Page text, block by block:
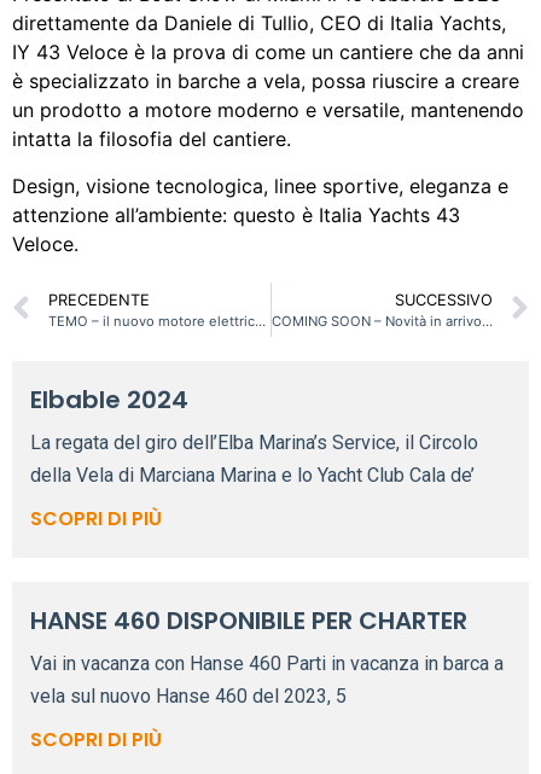
direttamente da Daniele di Tullio, CEO di Italia Yachts,
IY 43 Veloce è la prova di come un cantiere che da anni
è specializzato in barche a vela, possa riuscire a creare
un prodotto a motore moderno e versatile, mantenendo
intatta la filosofia del cantiere.
Design, visione tecnologica, linee sportive, eleganza e
attenzione all’ambiente: questo è Italia Yachts 43
Veloce.
PRECEDENTE
TEMO – il nuovo motore elettrico trasportabile
SUCCESSIVO
COMING SOON – Novità in arrivo per il cantiere Hanse
Elbable 2024
La regata del giro dell’Elba Marina’s Service, il Circolo
della Vela di Marciana Marina e lo Yacht Club Cala de’
SCOPRI DI PIÙ
HANSE 460 DISPONIBILE PER CHARTER
Vai in vacanza con Hanse 460 Parti in vacanza in barca a
vela sul nuovo Hanse 460 del 2023, 5
SCOPRI DI PIÙ